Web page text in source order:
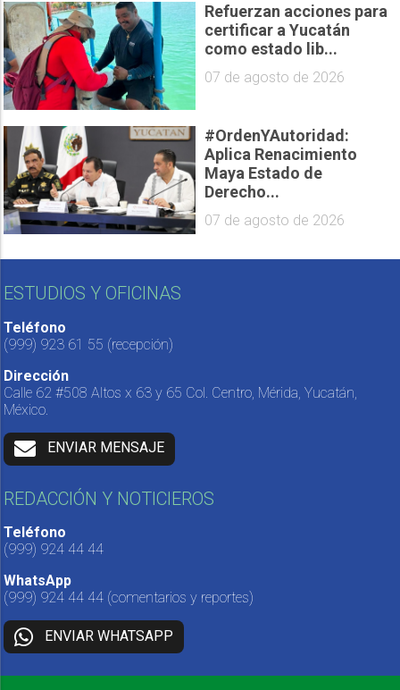
Refuerzan acciones para
certificar a Yucatán
como estado lib...
07 de agosto de 2026
#OrdenYAutoridad:
Aplica Renacimiento
Maya Estado de
Derecho...
07 de agosto de 2026
ESTUDIOS Y OFICINAS
Teléfono
(999) 923 61 55 (recepción)
Dirección
Calle 62 #508 Altos x 63 y 65 Col. Centro, Mérida, Yucatán,
México.
ENVIAR MENSAJE
REDACCIÓN Y NOTICIEROS
Teléfono
(999) 924 44 44
WhatsApp
(999) 924 44 44 (comentarios y reportes)
ENVIAR WHATSAPP